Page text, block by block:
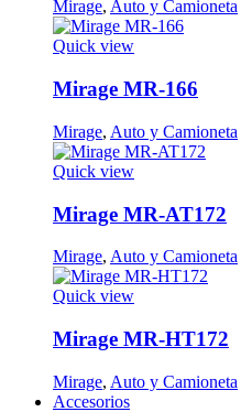
Mirage, Auto y Camioneta
Quick view
Mirage MR-166
Mirage, Auto y Camioneta
Quick view
Mirage MR-AT172
Mirage, Auto y Camioneta
Quick view
Mirage MR-HT172
Mirage, Auto y Camioneta
Accesorios